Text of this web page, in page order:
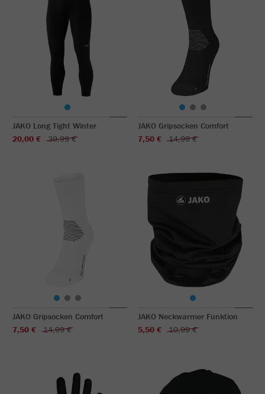
JAKO Long Tight Winter
20,00 €
39,99 €
JAKO Gripsocken Comfort
7,50 €
14,99 €
JAKO Gripsocken Comfort
7,50 €
14,99 €
JAKO Neckwarmer Funktion
5,50 €
10,99 €